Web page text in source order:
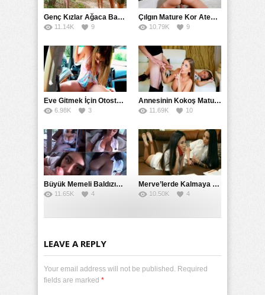
Genç Kızlar Ağaca Bağlayarak Tecavüz Etmek İstediler
11.14K 9
Çılgın Mature Kor Ateşiyle Misafirini Yakıp Eritti
10.79K 9
Eve Gitmek İçin Otostop Çeken Üniversiteli Bedelini Ödedi
6.98K 3
Annesinin Kokoş Mature Arkadaşı Tarafından Saksoya Uğradı
11.69K 10
Büyük Memeli Baldızının Takipçilerinin Çoğalması İçin Yardım Etti
11.65K 4
Merve’lerde Kalmaya Gelen Liseli Kız Fanteziyi Dibine Verdirdi
10.50K 4
LEAVE A REPLY
Your email address will not be published. Required
fields are marked *